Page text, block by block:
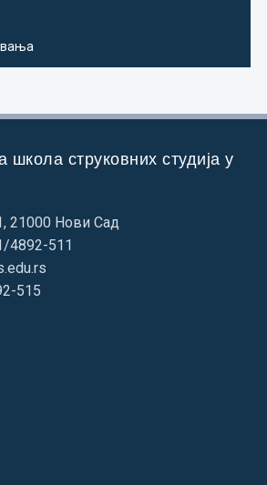
школа струковних студија у
21000 Нови Сад
4892-511
515